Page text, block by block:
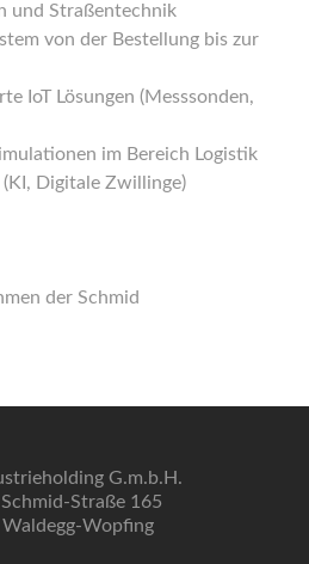
und Straßentechnik
von der Bestellung bis zur
IoT Lösungen (Messsonden,
im Bereich Logistik
Digitale Zwillinge)
der Schmid
G.m.b.H.
Straße 165
Wopfing